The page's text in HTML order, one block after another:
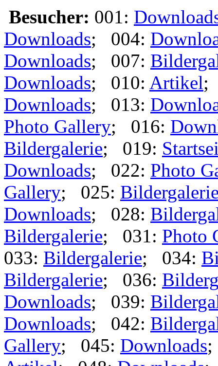
Besucher: 001:
Downloads; 004:
Downloads; 007:
Downloads; 010: Artikel;
Downloads; 013:
Photo Gallery; 016:
Bildergalerie; 019:
Downloads; 022: Photo
Gallery; 025:
Downloads; 028:
Bildergalerie; 031: Photo
033: Bildergalerie; 034:
Bildergalerie; 036:
Downloads; 039:
Downloads; 042:
Gallery; 045: Downloads